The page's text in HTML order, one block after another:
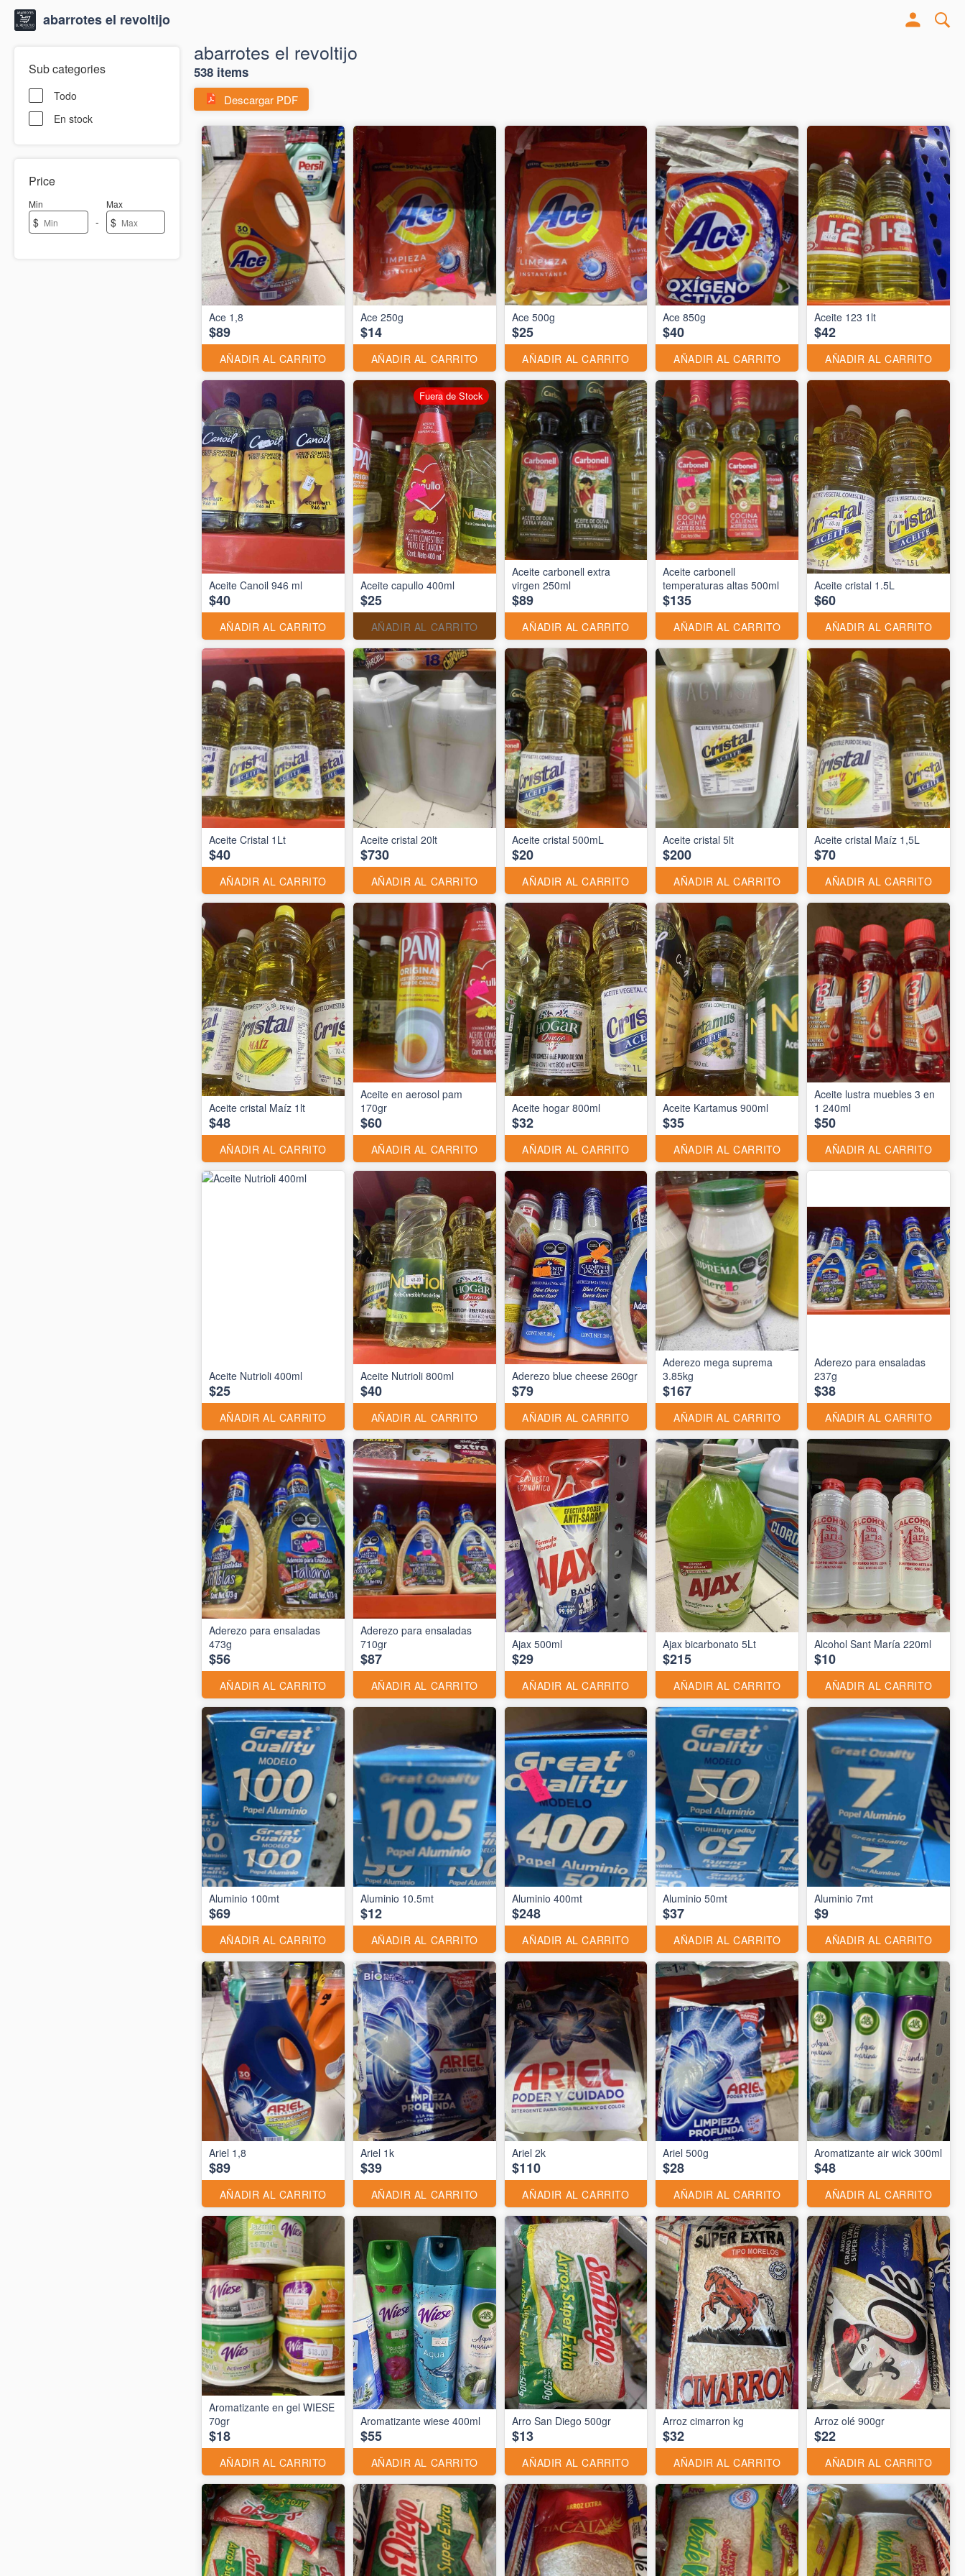
abarrotes el revoltijo
Sub categories
Todo
En stock
Price
Min
$ -
Max
$
abarrotes el revoltijo
538 items
Descargar PDF
Ace 1,8
$89
AÑADIR AL CARRITO
Ace 250g
$14
AÑADIR AL CARRITO
Ace 500g
$25
AÑADIR AL CARRITO
Ace 850g
$40
AÑADIR AL CARRITO
Aceite 123 1lt
$42
AÑADIR AL CARRITO
Aceite Canoil 946 ml
$40
AÑADIR AL CARRITO
Aceite capullo 400ml
$25
AÑADIR AL CARRITO
Fuera de Stock
Aceite carbonell extra
virgen 250ml
$89
AÑADIR AL CARRITO
Aceite carbonell
temperaturas altas 500ml
$135
AÑADIR AL CARRITO
Aceite cristal 1.5L
$60
AÑADIR AL CARRITO
Aceite Cristal 1Lt
$40
AÑADIR AL CARRITO
Aceite cristal 20lt
$730
AÑADIR AL CARRITO
Aceite cristal 500mL
$20
AÑADIR AL CARRITO
Aceite cristal 5lt
$200
AÑADIR AL CARRITO
Aceite cristal Maíz 1,5L
$70
AÑADIR AL CARRITO
Aceite cristal Maíz 1lt
$48
AÑADIR AL CARRITO
Aceite en aerosol pam
170gr
$60
AÑADIR AL CARRITO
Aceite hogar 800ml
$32
AÑADIR AL CARRITO
Aceite Kartamus 900ml
$35
AÑADIR AL CARRITO
Aceite lustra muebles 3 en
1 240ml
$50
AÑADIR AL CARRITO
Aceite Nutrioli 400ml
$25
AÑADIR AL CARRITO
Aceite Nutrioli 800ml
$40
AÑADIR AL CARRITO
Aderezo blue cheese 260gr
$79
AÑADIR AL CARRITO
Aderezo mega suprema
3.85kg
$167
AÑADIR AL CARRITO
Aderezo para ensaladas
237g
$38
AÑADIR AL CARRITO
Aderezo para ensaladas
473g
$56
AÑADIR AL CARRITO
Aderezo para ensaladas
710gr
$87
AÑADIR AL CARRITO
Ajax 500ml
$29
AÑADIR AL CARRITO
Ajax bicarbonato 5Lt
$215
AÑADIR AL CARRITO
Alcohol Sant María 220ml
$10
AÑADIR AL CARRITO
$69
AÑADIR AL CARRITO
Aluminio 10.5mt
$12
AÑADIR AL CARRITO
Aluminio 400mt
$248
AÑADIR AL CARRITO
Aluminio 50mt
$37
AÑADIR AL CARRITO
Aluminio 7mt
$9
AÑADIR AL CARRITO
Ariel 1,8
$89
AÑADIR AL CARRITO
Ariel 1k
$39
AÑADIR AL CARRITO
Ariel 2k
$110
AÑADIR AL CARRITO
Ariel 500g
$28
AÑADIR AL CARRITO
Aromatizante air wick 300ml
$48
AÑADIR AL CARRITO
Aromatizante en gel WIESE
70gr
$18
AÑADIR AL CARRITO
Aromatizante wiese 400ml
$55
AÑADIR AL CARRITO
Arro San Diego 500gr
$13
AÑADIR AL CARRITO
Arroz cimarron kg
$32
AÑADIR AL CARRITO
Arroz olé 900gr
$22
AÑADIR AL CARRITO